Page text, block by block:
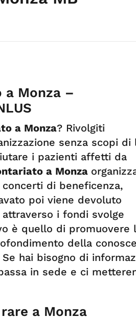
a Monza –
a Monza? Rivolgiti
senza scopi di
i pazienti affetti da
a Monza
di beneficenza,
poi viene devoluto
attraverso i fondi svolge
è quello di promuovere
della
hai bisogno di
in sede e ci
a Monza